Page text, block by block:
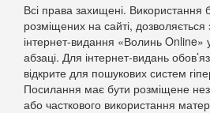
Всі права захищені. Використання
розміщених на сайті,
інтернет-видання «Волинь
абзаці. Для інтернет-видань
відкрите для пошукових систем
Посилання має бути розміщене
або часткового використання